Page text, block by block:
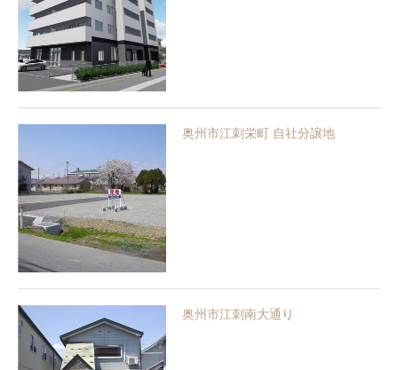
奥州市江刺栄町 自社分譲地
奥州市江刺南大通り